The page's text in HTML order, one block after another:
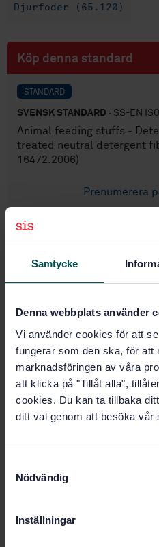
Samtycke
Denna webbplats använder
Vi använder cookies för att
fungerar som den ska, för att
marknadsföringen av våra
att klicka på "Tillåt alla",
cookies. Du kan ta tillbaka
ditt val genom att besöka vår
Nödvändig
Inställningar
Djurfoder (65.120)
Köp denna standard
STANDARD
SVENSK STANDARD · SS-EN
Animal feeding stuffs -
treated neutral detergent
16472:2006)
Prenumerera
PDF
Produktinformation
Språk: Engelska
Framtagen av:
Internationell titel:
Determination of
(ISO 16472:2006)
Antal sidor: